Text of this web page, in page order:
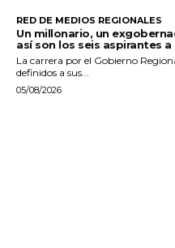
RED DE MEDIOS REGIONALES
Un millonario, un
así son los seis aspirantes
La carrera por el Gobierno
definidos a sus...
05/08/2026